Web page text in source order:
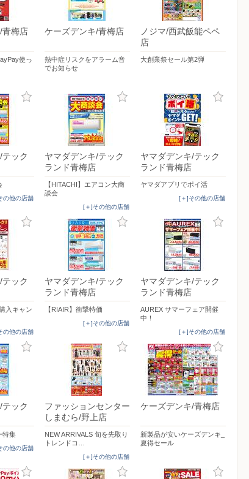
青梅店
使っ
ケーズデンキ/青梅店
熱中症リスクをアラーム音
でお知らせ
ノジマ/西武飯能ペペ
店
大創業祭セール第2弾
ック
の他の店舗
ヤマダデンキ/テック
ランド青梅店
【HITACHI】エアコン大商
談会
[＋]その他の店舗
ヤマダデンキ/テック
ランド青梅店
ヤマダアプリでポイ活
[＋]その他の店舗
ック
入キャン
の他の店舗
ヤマダデンキ/テック
ランド青梅店
【RIAIR】衝撃特価
[＋]その他の店舗
ヤマダデンキ/テック
ランド青梅店
AUREX サマーフェア開催
中！
[＋]その他の店舗
ック
特集
の他の店舗
ファッションセンター
しまむら/野上店
NEW ARRIVALS 旬を先取り
トレンドコ…
[＋]その他の店舗
ケーズデンキ/青梅店
新製品が安いケーズデンキ_
夏得セール